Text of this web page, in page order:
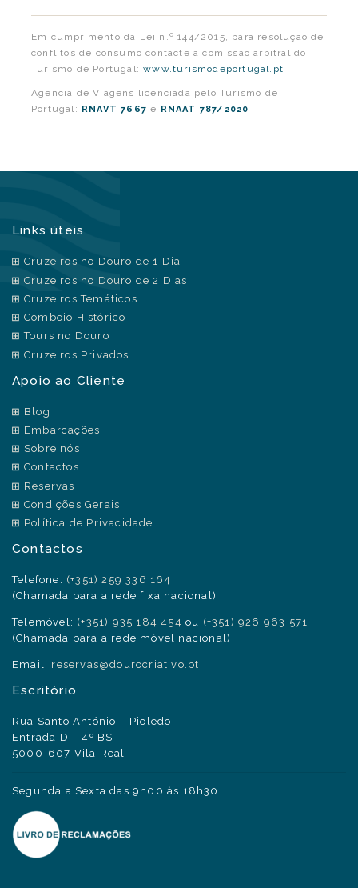
Em cumprimento da Lei n.º 144/2015, para resolução de
conflitos de consumo contacte a comissão arbitral do
Turismo de Portugal:www.turismodeportugal.pt
Agência de Viagens licenciada pelo Turismo de
Portugal: RNAVT 7667 e RNAAT 787/2020
Links úteis
Cruzeiros no Douro de 1 Dia
Cruzeiros no Douro de 2 Dias
Cruzeiros Temáticos
Comboio Histórico
Tours no Douro
Cruzeiros Privados
Apoio ao Cliente
Blog
Embarcações
Sobre nós
Contactos
Reservas
Condições Gerais
Política de Privacidade
Contactos
Telefone: (+351) 259 336 164
(Chamada para a rede fixa nacional)
Telemóvel: (+351) 935 184 454 ou (+351) 926 963 571
(Chamada para a rede móvel nacional)
Email: reservas@dourocriativo.pt
Escritório
Rua Santo António – Pioledo
Entrada D – 4º BS
5000-607 Vila Real
Segunda a Sexta das 9h00 às 18h30